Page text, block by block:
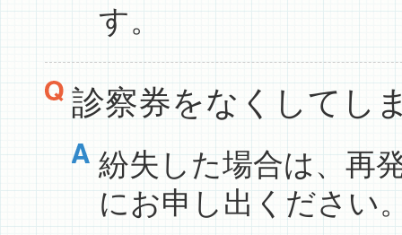
す。
診察券をなくしてし
紛失した場合は、再
にお申し出ください